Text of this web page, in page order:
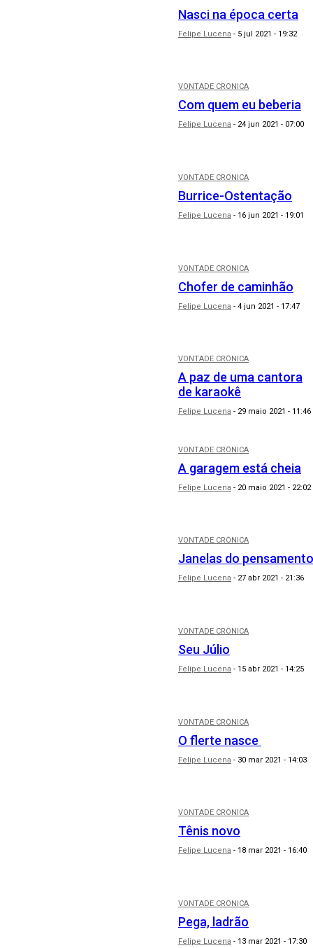
Nasci na época certa
Felipe Lucena - 5 jul 2021 - 19:32
VONTADE CRÔNICA
Com quem eu beberia
Felipe Lucena - 24 jun 2021 - 07:00
VONTADE CRÔNICA
Burrice-Ostentação
Felipe Lucena - 16 jun 2021 - 19:01
VONTADE CRÔNICA
Chofer de caminhão
Felipe Lucena - 4 jun 2021 - 17:47
VONTADE CRÔNICA
A paz de uma cantora
de karaokê
Felipe Lucena - 29 maio 2021 - 11:46
VONTADE CRÔNICA
A garagem está cheia
Felipe Lucena - 20 maio 2021 - 22:02
VONTADE CRÔNICA
Janelas do pensamento
Felipe Lucena - 27 abr 2021 - 21:36
VONTADE CRÔNICA
Seu Júlio
Felipe Lucena - 15 abr 2021 - 14:25
VONTADE CRÔNICA
O flerte nasce
Felipe Lucena - 30 mar 2021 - 14:03
VONTADE CRÔNICA
Tênis novo
Felipe Lucena - 18 mar 2021 - 16:40
VONTADE CRÔNICA
Pega, ladrão
Felipe Lucena - 13 mar 2021 - 17:30